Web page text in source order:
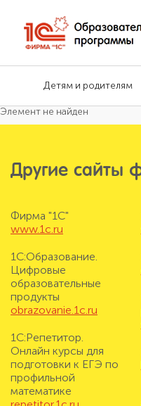
Детям и родителям
Элемент не найден
Другие сайты
Фирма "1С"
www.1c.ru
1С:Образование.
Цифровые
образовательные
продукты
obrazovanie.1c.ru
1С:Репетитор.
Онлайн курсы для
подготовки к ЕГЭ по
профильной
математике